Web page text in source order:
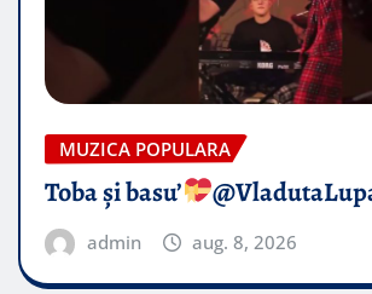
MUZICA POPULARA
Toba și basu’
admin aug. 8, 2026